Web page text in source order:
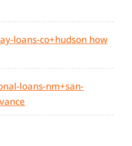
loans-co+hudson how
loans-nm+san-